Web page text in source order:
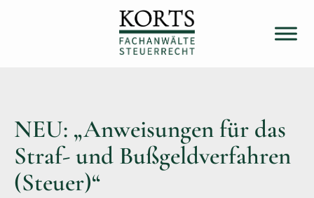
NEU: „Anweisungen für das
Straf- und Bußgeldverfahren
(Steuer)“